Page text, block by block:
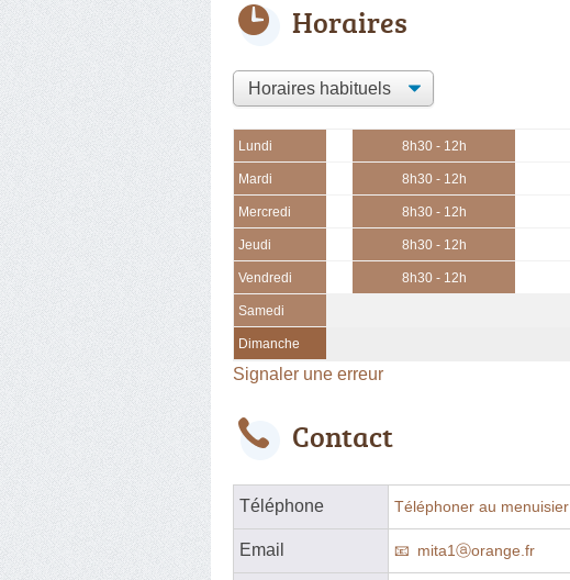
Horaires
Lundi 8h30 - 12h
Mardi 8h30 - 12h
Mercredi 8h30 - 12h
Jeudi 8h30 - 12h
Vendredi 8h30 - 12h
Samedi
Dimanche
Signaler une erreur
Contact
Téléphone Téléphoner au menuisier
Email mita1ⓐorange.fr